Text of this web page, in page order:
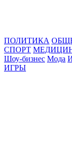
ПОЛИТИКА
СПОРТ
Шоу-бизнес Мода
ИГРЫ